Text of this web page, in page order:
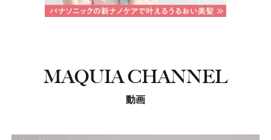
MAQUIA CHANNEL
動画